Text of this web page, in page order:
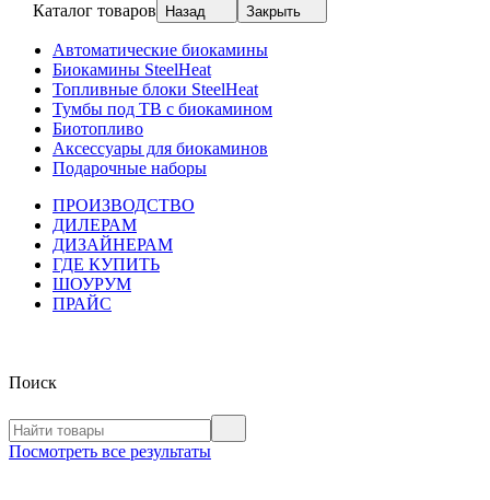
Каталог товаров Назад Закрыть
Автоматические биокамины
Биокамины SteelHeat
Топливные блоки SteelHeat
Тумбы под ТВ с биокамином
Биотопливо
Аксессуары для биокаминов
Подарочные наборы
ПРОИЗВОДСТВО
ДИЛЕРАМ
ДИЗАЙНЕРАМ
ГДЕ КУПИТЬ
ШОУРУМ
ПРАЙС
Поиск
Посмотреть все результаты